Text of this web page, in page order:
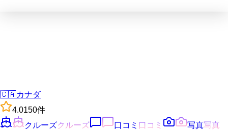
🇨🇦カナダ
4.0150件
クルーズクルーズ 口コミ 口コミ 写真写真